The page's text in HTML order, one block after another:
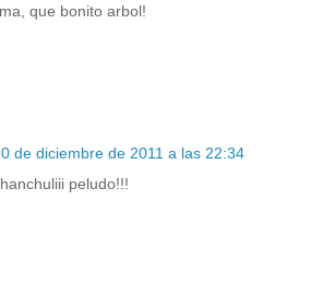
que bonito arbol!
de diciembre de 2011 a las 22:34
peludo!!!